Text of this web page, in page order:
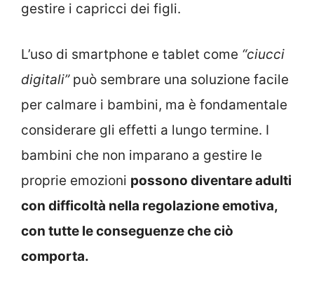
gestire i capricci dei figli.
L’uso di smartphone e tablet come “ciucci
digitali”può sembrare una soluzione facile
per calmare i bambini, ma è fondamentale
considerare gli effetti a lungo termine. I
bambini che non imparano a gestire le
proprie emozioni possono diventare adulti
con difficoltà nella regolazione emotiva,
con tutte le conseguenze che ciò
comporta.